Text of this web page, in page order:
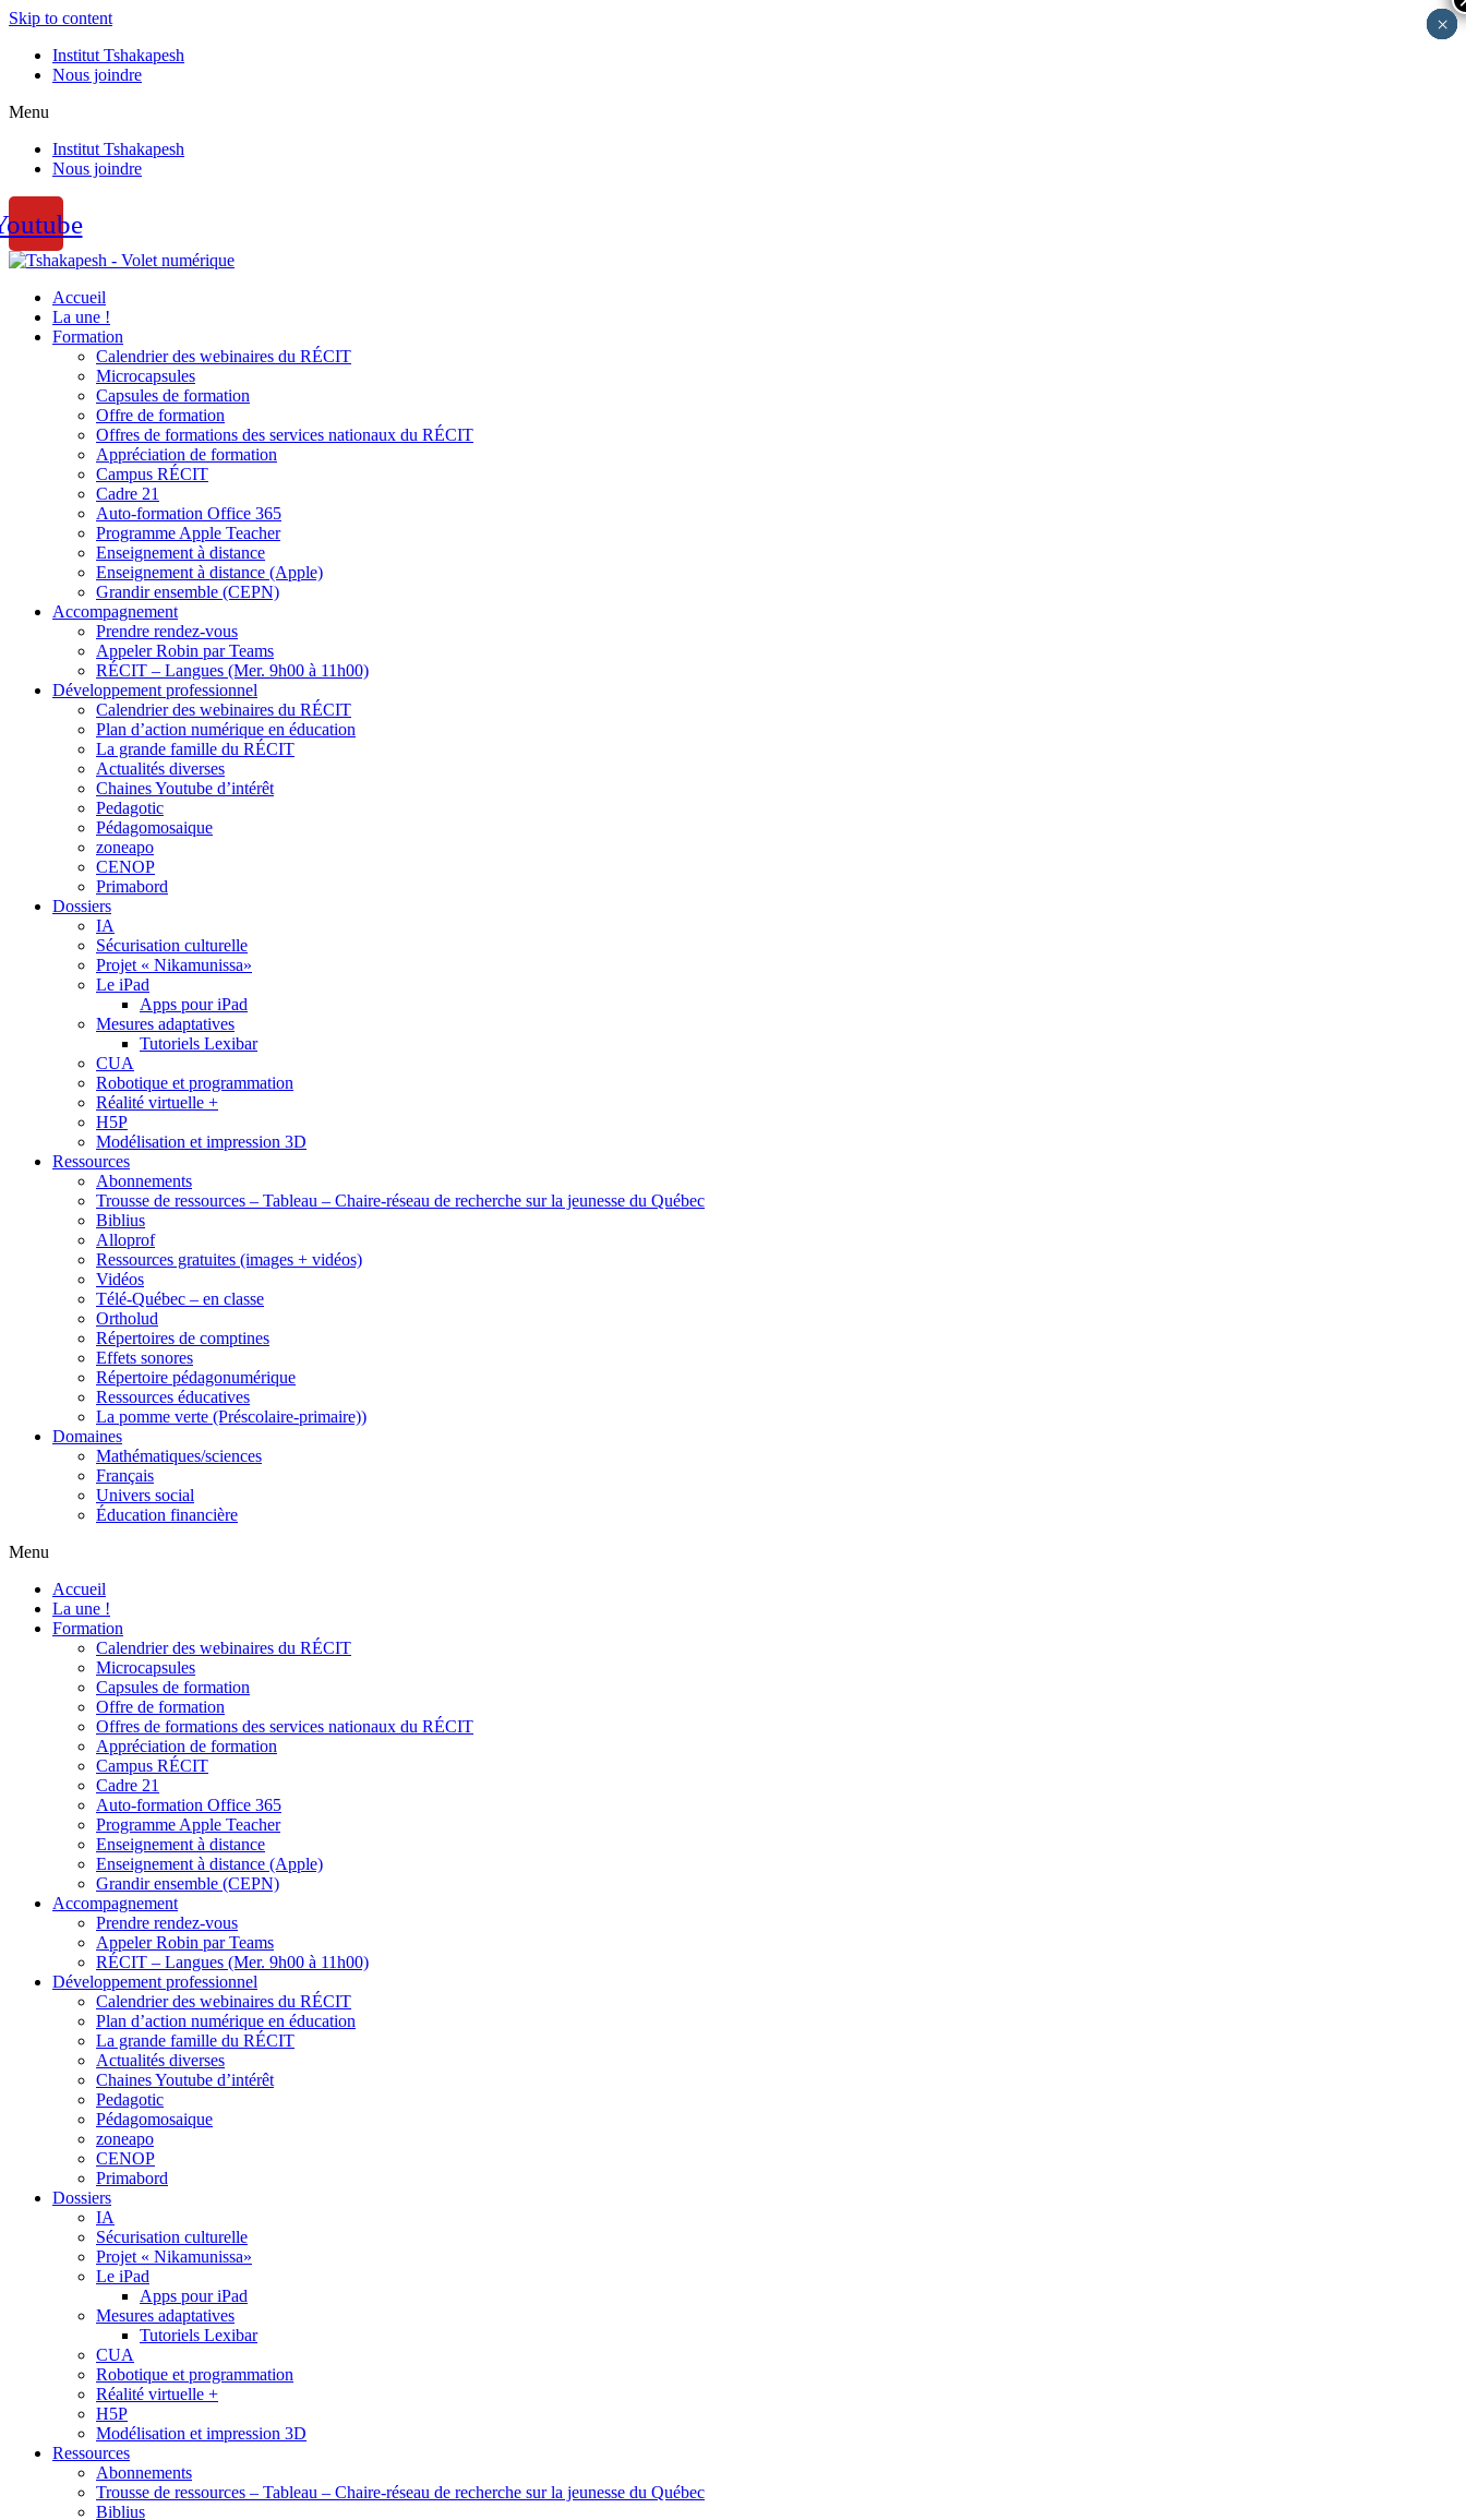
Skip to content
Institut Tshakapesh
Nous joindre
Menu
Institut Tshakapesh
Nous joindre
Accueil
La une !
Formation
Calendrier des webinaires du RÉCIT
Microcapsules
Capsules de formation
Offre de formation
Offres de formations des services nationaux du RÉCIT
Appréciation de formation
Campus RÉCIT
Cadre 21
Auto-formation Office 365
Programme Apple Teacher
Enseignement à distance
Enseignement à distance (Apple)
Grandir ensemble (CEPN)
Accompagnement
Prendre rendez-vous
Appeler Robin par Teams
RÉCIT – Langues (Mer. 9h00 à 11h00)
Développement professionnel
Calendrier des webinaires du RÉCIT
Plan d’action numérique en éducation
La grande famille du RÉCIT
Actualités diverses
Chaines Youtube d’intérêt
Pedagotic
Pédagomosaique
zoneapo
CENOP
Primabord
Dossiers
IA
Sécurisation culturelle
Projet « Nikamunissa»
Le iPad
Apps pour iPad
Mesures adaptatives
Tutoriels Lexibar
CUA
Robotique et programmation
Réalité virtuelle +
H5P
Modélisation et impression 3D
Ressources
Abonnements
Trousse de ressources – Tableau – Chaire-réseau de recherche sur la jeunesse du Québec
Biblius
Alloprof
Ressources gratuites (images + vidéos)
Vidéos
Télé-Québec – en classe
Ortholud
Répertoires de comptines
Effets sonores
Répertoire pédagonumérique
Ressources éducatives
La pomme verte (Préscolaire-primaire))
Domaines
Mathématiques/sciences
Français
Univers social
Éducation financière
Menu
Accueil
La une !
Formation
Calendrier des webinaires du RÉCIT
Microcapsules
Capsules de formation
Offre de formation
Offres de formations des services nationaux du RÉCIT
Appréciation de formation
Campus RÉCIT
Cadre 21
Auto-formation Office 365
Programme Apple Teacher
Enseignement à distance
Enseignement à distance (Apple)
Grandir ensemble (CEPN)
Accompagnement
Prendre rendez-vous
Appeler Robin par Teams
RÉCIT – Langues (Mer. 9h00 à 11h00)
Développement professionnel
Calendrier des webinaires du RÉCIT
Plan d’action numérique en éducation
La grande famille du RÉCIT
Actualités diverses
Chaines Youtube d’intérêt
Pedagotic
Pédagomosaique
zoneapo
CENOP
Primabord
Dossiers
IA
Sécurisation culturelle
Projet « Nikamunissa»
Le iPad
Apps pour iPad
Mesures adaptatives
Tutoriels Lexibar
CUA
Robotique et programmation
Réalité virtuelle +
H5P
Modélisation et impression 3D
Ressources
Abonnements
Trousse de ressources – Tableau – Chaire-réseau de recherche sur la jeunesse du Québec
Biblius
×
×
×
×
×